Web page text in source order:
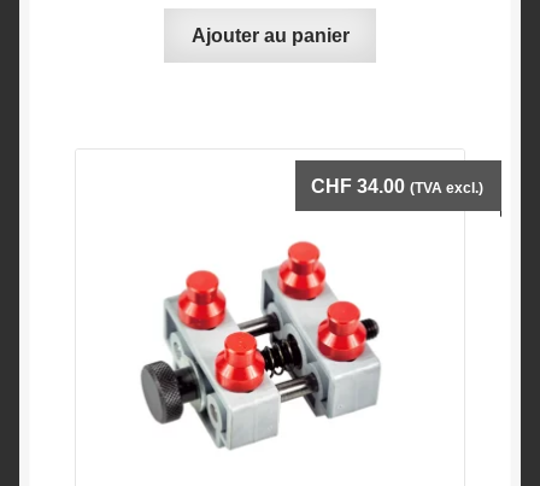
Ajouter au panier
CHF 34.00 (TVA excl.)